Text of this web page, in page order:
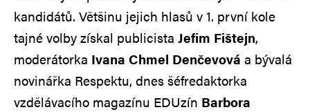
kandidátů. Většinu jejich hlasů v 1. první kole
tajné volby získal publicista Jefim Fištejn,
moderátorka Ivana Chmel Denčevová a bývalá
novinářka Respektu, dnes šéfredaktorka
vzdělávacího magazínu EDUzín Barbora